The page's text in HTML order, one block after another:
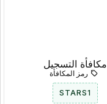
مكافأة التسجيل
رمز المكافأة
STARS1